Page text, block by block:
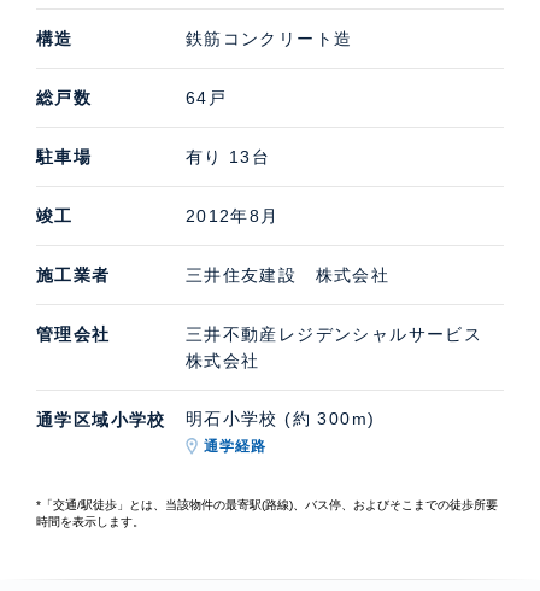
構造 鉄筋コンクリート造
総戸数 64戸
駐車場 有り 13台
竣工 2012年8月
施工業者 三井住友建設 株式会社
管理会社
三井不動産レジデンシャルサービス
株式会社
通学区域小学校 明石小学校 (約 300m)
通学経路
*「交通/駅徒歩」とは、当該物件の最寄駅(路線)、バス停、およびそこまでの徒歩所要
時間を表示します。